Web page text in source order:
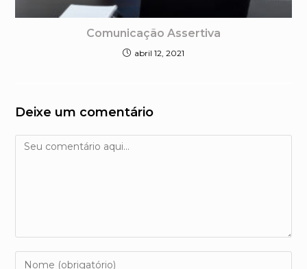
Comunicação Assertiva
abril 12, 2021
Deixe um comentário
Comentário
Digite